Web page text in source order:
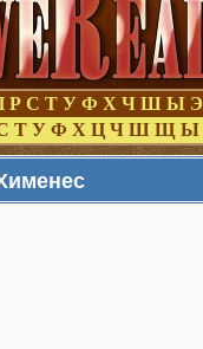
Р С Т У Ф Х Ч Ш Ы Э
Т У Ф Х Ц Ч Ш Щ Ы